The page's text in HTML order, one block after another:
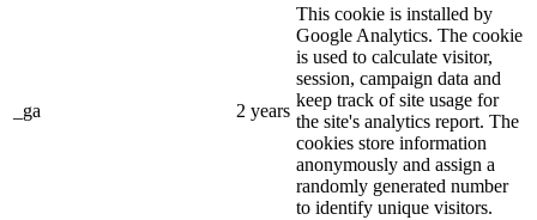
_ga 2 years
This cookie is installed by
Google Analytics. The cookie
is used to calculate visitor,
session, campaign data and
keep track of site usage for
the site's analytics report. The
cookies store information
anonymously and assign a
randomly generated number
to identify unique visitors.